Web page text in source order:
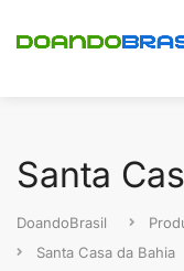
Santa
DoandoBrasil
Santa Casa da Bahia